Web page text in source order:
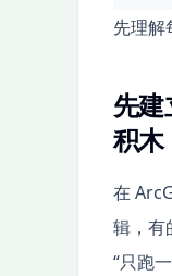
先理解
先
积木
在
辑，有
“只跑